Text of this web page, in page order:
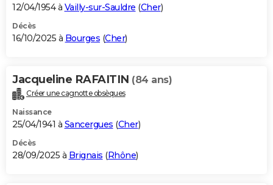
GUIDES D'ACHAT
BONS PLANS
Carte de Noël
Carte Bonne année
Carte Saint-Valentin
Carte Pâques
Carte d'anniversaire
DICTIONNAIRE
Dictionnaire
Biographies
Citations
Expressions
Proverbes
PROGRAMME TV
S'inscrire
Se connecter
Lycées
Collèges
Primaires
Universités
Entreprises
Service militaire
Avis de recherche
AVIS DE DÉCÈS
12/04/1954 à Vailly-sur-Sauldre (Cher)
Décès
16/10/2025 à Bourges (Cher)
Jacqueline RAFAITIN (84 ans)
Créer une cagnotte obsèques
Naissance
25/04/1941 à Sancergues (Cher)
Décès
28/09/2025 à Brignais (Rhône)